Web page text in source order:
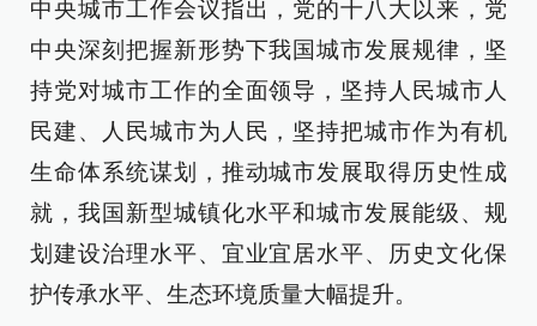
中央城市工作会议指出，党的十八大以来，党
中央深刻把握新形势下我国城市发展规律，坚
持党对城市工作的全面领导，坚持人民城市人
民建、人民城市为人民，坚持把城市作为有机
生命体系统谋划，推动城市发展取得历史性成
就，我国新型城镇化水平和城市发展能级、规
划建设治理水平、宜业宜居水平、历史文化保
护传承水平、生态环境质量大幅提升。